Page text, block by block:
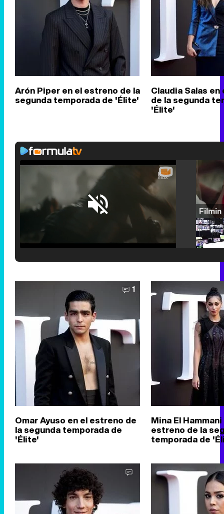
Arón Piper en el estreno de la
segunda temporada de 'Élite'
Claudia Salas
de la segunda
'Élite'
1
Omar Ayuso en el estreno de
la segunda temporada de
'Élite'
Mina El
estreno de la
temporada de